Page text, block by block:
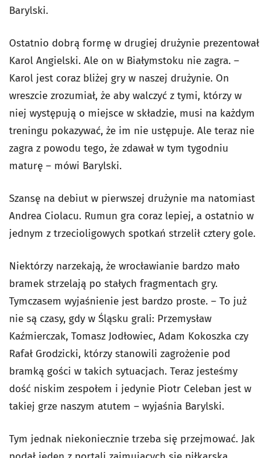
Barylski.
Ostatnio dobrą formę w drugiej drużynie prezentował
Karol Angielski. Ale on w Białymstoku nie zagra. –
Karol jest coraz bliżej gry w naszej drużynie. On
wreszcie zrozumiał, że aby walczyć z tymi, którzy w
niej występują o miejsce w składzie, musi na każdym
treningu pokazywać, że im nie ustępuje. Ale teraz nie
zagra z powodu tego, że zdawał w tym tygodniu
maturę – mówi Barylski.
Szansę na debiut w pierwszej drużynie ma natomiast
Andrea Ciolacu. Rumun gra coraz lepiej, a ostatnio w
jednym z trzecioligowych spotkań strzelił cztery gole.
Niektórzy narzekają, że wrocławianie bardzo mało
bramek strzelają po stałych fragmentach gry.
Tymczasem wyjaśnienie jest bardzo proste. – To już
nie są czasy, gdy w Śląsku grali: Przemysław
Kaźmierczak, Tomasz Jodłowiec, Adam Kokoszka czy
Rafał Grodzicki, którzy stanowili zagrożenie pod
bramką gości w takich sytuacjach. Teraz jesteśmy
dość niskim zespołem i jedynie Piotr Celeban jest w
takiej grze naszym atutem – wyjaśnia Barylski.
Tym jednak niekoniecznie trzeba się przejmować. Jak